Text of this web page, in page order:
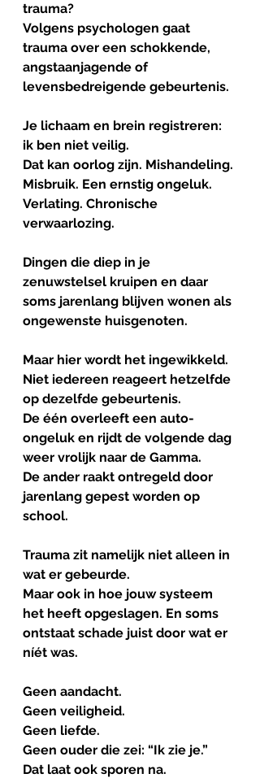
trauma?
Volgens psychologen gaat
trauma over een schokkende,
angstaanjagende of
levensbedreigende gebeurtenis.
Je lichaam en brein registreren:
ik ben niet veilig.
Dat kan oorlog zijn. Mishandeling.
Misbruik. Een ernstig ongeluk.
Verlating. Chronische
verwaarlozing.
Dingen die diep in je
zenuwstelsel kruipen en daar
soms jarenlang blijven wonen als
ongewenste huisgenoten.
Maar hier wordt het ingewikkeld.
Niet iedereen reageert hetzelfde
op dezelfde gebeurtenis.
De één overleeft een auto-
ongeluk en rijdt de volgende dag
weer vrolijk naar de Gamma.
De ander raakt ontregeld door
jarenlang gepest worden op
school.
Trauma zit namelijk niet alleen in
wat er gebeurde.
Maar ook in hoe jouw systeem
het heeft opgeslagen. En soms
ontstaat schade juist door wat er
níét was.
Geen aandacht.
Geen veiligheid.
Geen liefde.
Geen ouder die zei: “Ik zie je.”
Dat laat ook sporen na.